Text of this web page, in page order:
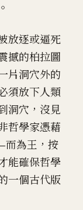
放逐或逼死
撼的柏拉圖
片洞穴外的
須放下人類
洞穴，沒見
哲學家憑藉
為王，按
能確保哲學
一個古代版